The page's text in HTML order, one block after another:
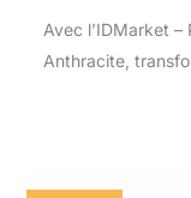
Avec l’IDMarket
Anthracite,